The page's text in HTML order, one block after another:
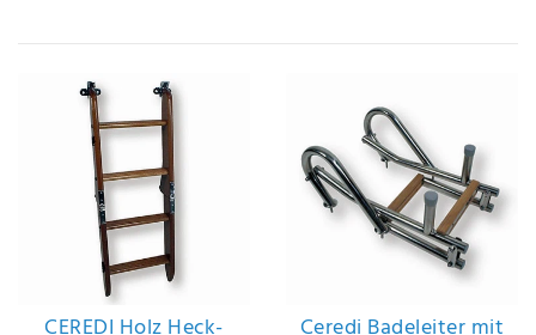
ANMERKUNGEN UND FILTERWÜNSCHE
Hiermit
bestätige
ich, dass